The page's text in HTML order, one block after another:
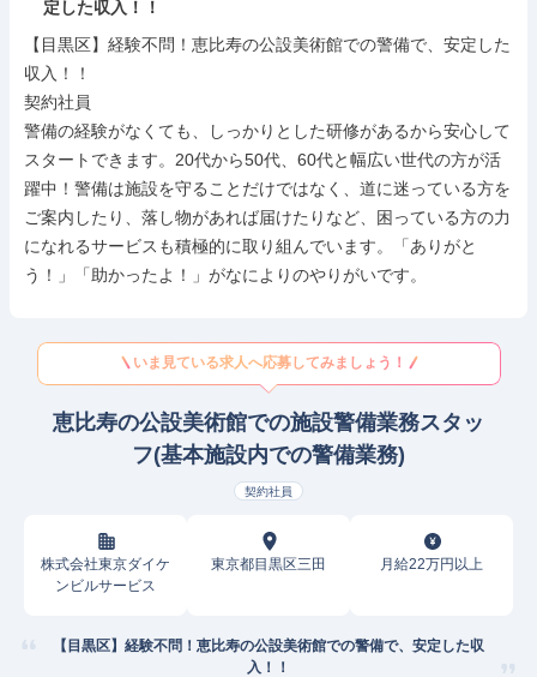
定した収入！！
【目黒区】経験不問！恵比寿の公設美術館での警備で、安定した
収入！！
契約社員
警備の経験がなくても、しっかりとした研修があるから安心して
スタートできます。20代から50代、60代と幅広い世代の方が活
躍中！警備は施設を守ることだけではなく、道に迷っている方を
ご案内したり、落し物があれば届けたりなど、困っている方の力
になれるサービスも積極的に取り組んでいます。「ありがと
う！」「助かったよ！」がなによりのやりがいです。
いま見ている求人へ応募してみましょう！
恵比寿の公設美術館での施設警備業務スタッ
フ(基本施設内での警備業務)
契約社員
株式会社東京ダイケ
ンビルサービス
東京都目黒区三田 月給22万円以上
【目黒区】経験不問！恵比寿の公設美術館での警備で、安定した収
入！！